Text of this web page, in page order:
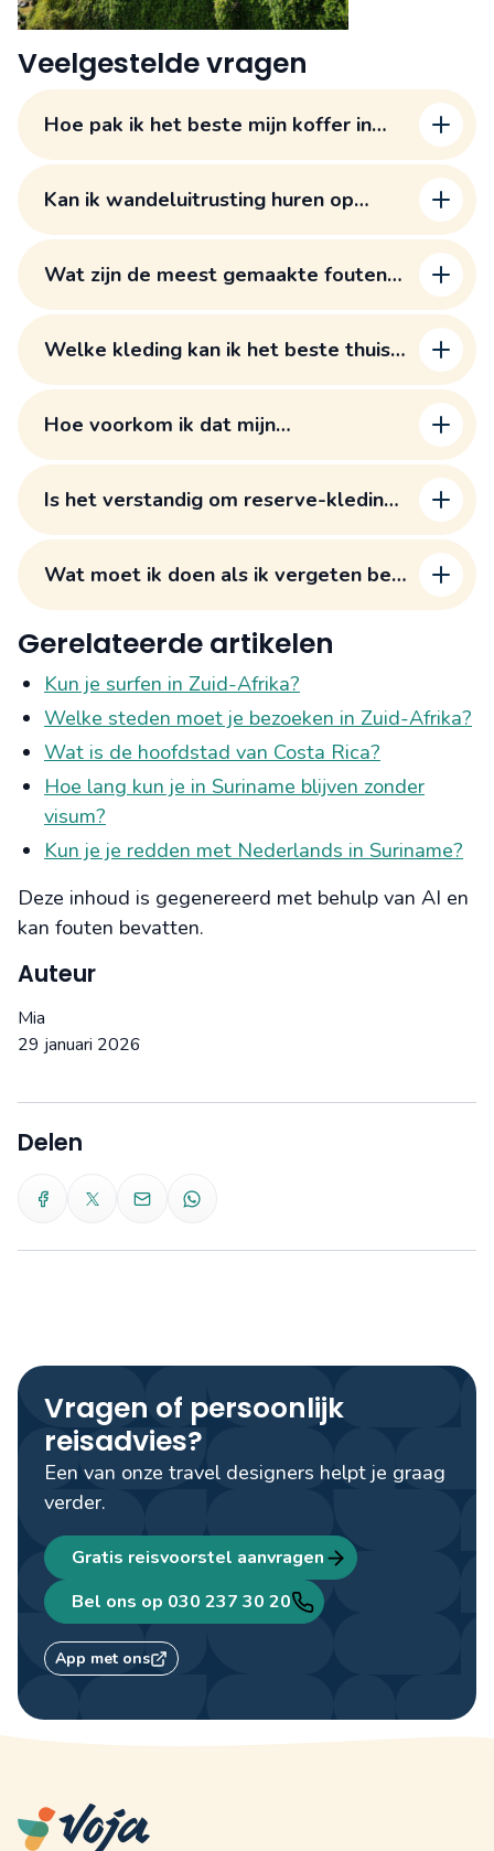
Veelgestelde vragen
Hoe pak ik het beste mijn koffer in
klimaten?
Kan ik wandeluitrusting huren op
nemen?
Wat zijn de meest gemaakte fouten
Welke kleding kan ik het beste thuis
Hoe voorkom ik dat mijn
innemen in mijn koffer?
Is het verstandig om reserve-kleding
weersomstandigheden?
Wat moet ik doen als ik vergeten ben
Gerelateerde artikelen
Kun je surfen in Zuid-Afrika?
Welke steden moet je bezoeken in Zuid-Afrika?
Wat is de hoofdstad van Costa Rica?
Hoe lang kun je in Suriname blijven zonder
visum?
Kun je je redden met Nederlands in Suriname?
Deze inhoud is gegenereerd met behulp van AI en
kan fouten bevatten.
Auteur
Mia
29 januari 2026
Delen
Vragen of persoonlijk
reisadvies?
Een van onze travel designers helpt je graag
verder.
Gratis reisvoorstel aanvragen
Bel ons op 030 237 30 20
App met ons